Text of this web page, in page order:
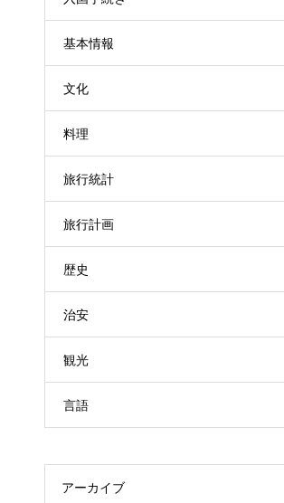
基本情報
文化
料理
旅行統計
旅行計画
歴史
治安
観光
言語
アーカイブ